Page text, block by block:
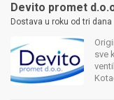
Devito promet
Dostava u roku od tri dana
sve